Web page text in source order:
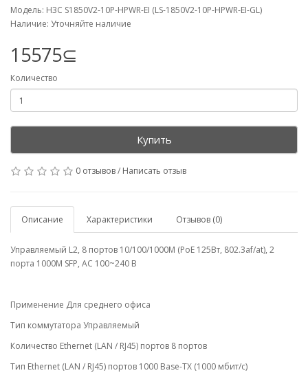
Модель: H3C S1850V2-10P-HPWR-EI (LS-1850V2-10P-HPWR-EI-GL)
Наличие: Уточняйте наличие
15575⊆
Количество
Купить
0 отзывов/ Написать отзыв
Описание Характеристики Отзывов (0)
Управляемый L2, 8 портов 10/100/1000M (PoE 125Вт, 802.3af/at), 2
порта 1000M SFP, AC 100~240 В
Применение Для среднего офиса
Тип коммутатора Управляемый
Количество Ethernet (LAN / RJ45) портов 8 портов
Тип Ethernet (LAN / RJ45) портов 1000 Base-TX (1000 мбит/с)